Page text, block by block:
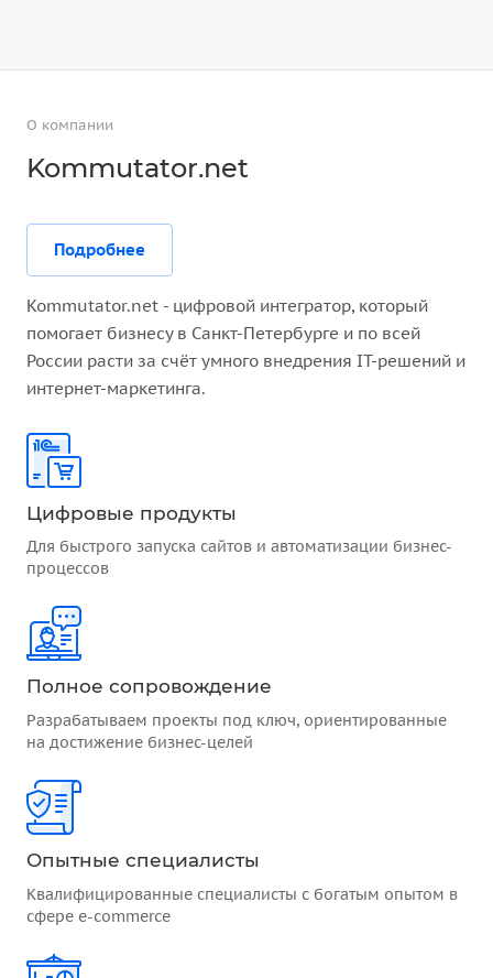
О компании
Kommutator.net
Подробнее
Kommutator.net - цифровой интегратор, который
помогает бизнесу в Санкт-Петербурге и по всей
России расти за счёт умного внедрения IT-решений и
интернет-маркетинга.
Цифровые продукты
Для быстрого запуска сайтов и автоматизации бизнес-
процессов
Полное сопровождение
Разрабатываем проекты под ключ, ориентированные
на достижение бизнес-целей
Опытные специалисты
Квалифицированные специалисты с богатым опытом в
сфере e-commerce